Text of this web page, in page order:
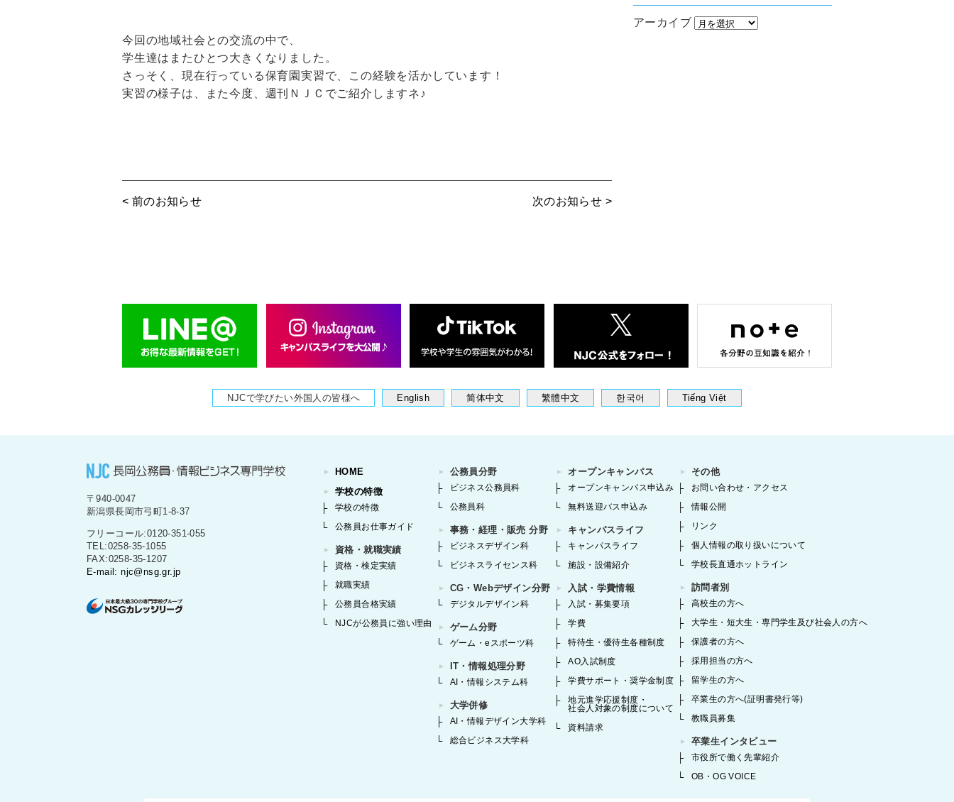
今回の地域社会との交流の中で、
学生達はまたひとつ大きくなりました。
さっそく、現在行っている保育園実習で、この経験を活かしています！
実習の様子は、また今度、週刊ＮＪＣでご紹介しますネ♪
< 前のお知らせ 次のお知らせ >
アーカイブ
NJCで学びたい外国人の皆様へ English 简体中文 繁體中文 한국어 Tiếng Việt
〒940-0047
新潟県長岡市弓町1-8-37
フリーコール:0120-351-055
TEL:0258-35-1055
FAX:0258-35-1207
E-mail: njc@nsg.gr.jp
HOME
学校の特徴
学校の特徴
公務員お仕事ガイド
資格・就職実績
資格・検定実績
就職実績
公務員合格実績
NJCが公務員に強い理由
公務員分野
ビジネス公務員科
公務員科
事務・経理・販売 分野
ビジネスデザイン科
ビジネスライセンス科
CG・Webデザイン分野
デジタルデザイン科
ゲーム分野
ゲーム・eスポーツ科
IT・情報処理分野
AI・情報システム科
大学併修
AI・情報デザイン大学科
総合ビジネス大学科
オープンキャンパス
オープンキャンパス申込み
無料送迎バス申込み
キャンパスライフ
キャンパスライフ
施設・設備紹介
入試・学費情報
入試・募集要項
学費
特待生・優待生各種制度
AO入試制度
学費サポート・奨学金制度
地元進学応援制度・
社会人対象の制度について
資料請求
その他
お問い合わせ・アクセス
情報公開
リンク
個人情報の取り扱いについて
学校長直通ホットライン
訪問者別
高校生の方へ
大学生・短大生・専門学生及び社会人の方へ
保護者の方へ
採用担当の方へ
留学生の方へ
卒業生の方へ(証明書発行等)
教職員募集
卒業生インタビュー
市役所で働く先輩紹介
OB・OG VOICE